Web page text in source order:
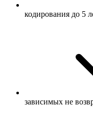
кодирования до 5
зависимых не